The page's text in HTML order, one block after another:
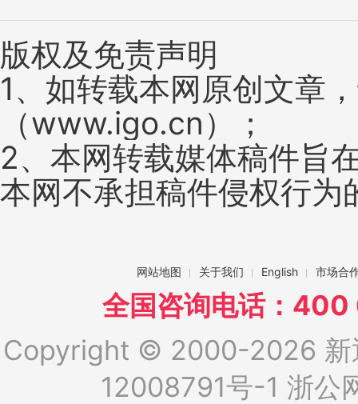
版权及免责声明
1、如转载本网原创文章
（www.igo.cn）；
2、本网转载媒体稿件旨
本网不承担稿件侵权行为
网站地图 关于我们 English 市场合
全国咨询电话：
Copyright © 2000-2026 新
12008791号-1 浙公